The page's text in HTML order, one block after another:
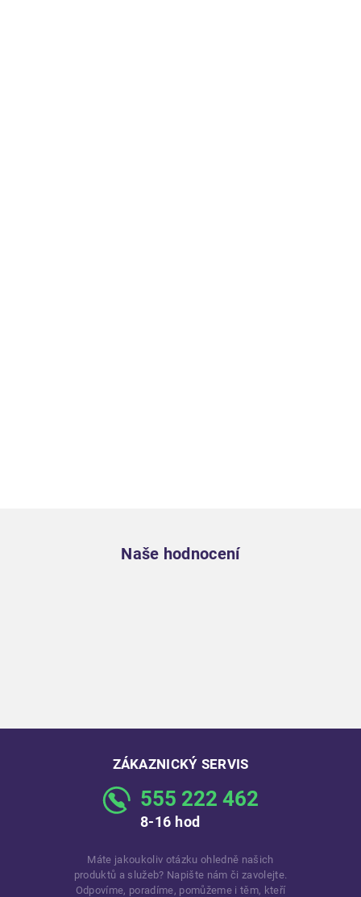
Naše hodnocení
ZÁKAZNICKÝ SERVIS
555 222 462
8-16 hod
Máte jakoukoliv otázku ohledně našich
produktů a služeb? Napište nám či zavolejte.
Odpovíme, poradíme, pomůžeme i těm, kteří